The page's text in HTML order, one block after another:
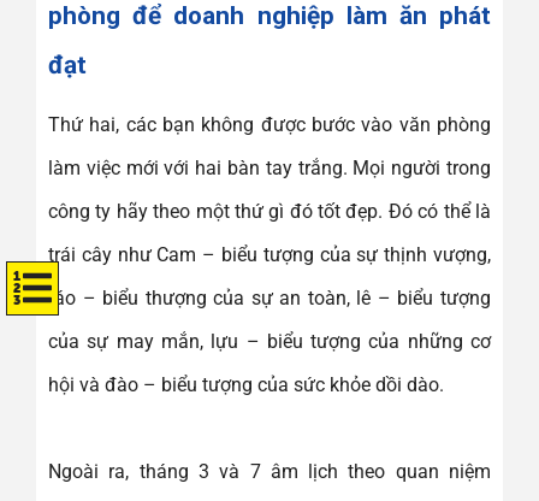
phòng để doanh nghiệp làm ăn phát
đạt
Thứ hai, các bạn không được bước vào văn phòng
làm việc mới với hai bàn tay trắng. Mọi người trong
công ty hãy theo một thứ gì đó tốt đẹp. Đó có thể là
trái cây như Cam – biểu tượng của sự thịnh vượng,
táo – biểu thượng của sự an toàn, lê – biểu tượng
của sự may mắn, lựu – biểu tượng của những cơ
hội và đào – biểu tượng của sức khỏe dồi dào.
Ngoài ra, tháng 3 và 7 âm lịch theo quan niệm